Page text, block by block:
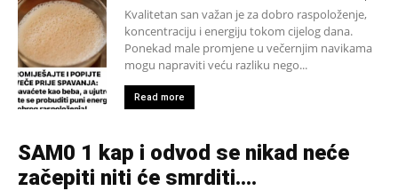
Kvalitetan san važan je za dobro raspoloženje,
koncentraciju i energiju tokom cijelog dana.
Ponekad male promjene u večernjim navikama
mogu napraviti veću razliku nego...
Read more
SAM0 1 kap i odvod se nikad neće
začepiti niti će smrditi….